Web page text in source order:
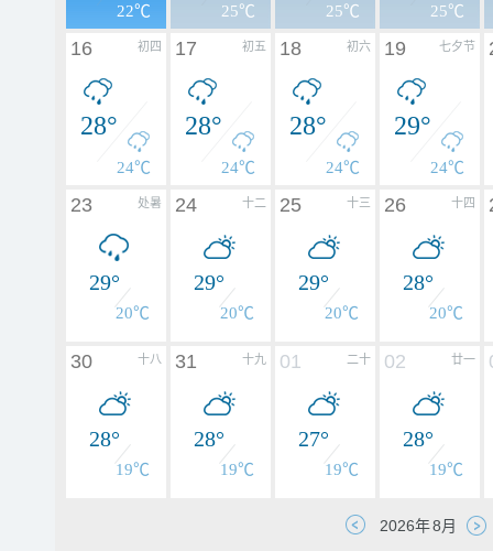
22℃ 25℃ 25℃ 25℃
初四
16
28°
24℃
初五
17
28°
24℃
初六
18
28°
24℃
七夕节
19
29°
24℃
处暑
23
29°
20℃
十二
24
29°
20℃
十三
25
29°
20℃
十四
26
28°
20℃
十八
30
28°
19℃
十九
31
28°
19℃
二十
01
27°
19℃
廿一
02
28°
19℃